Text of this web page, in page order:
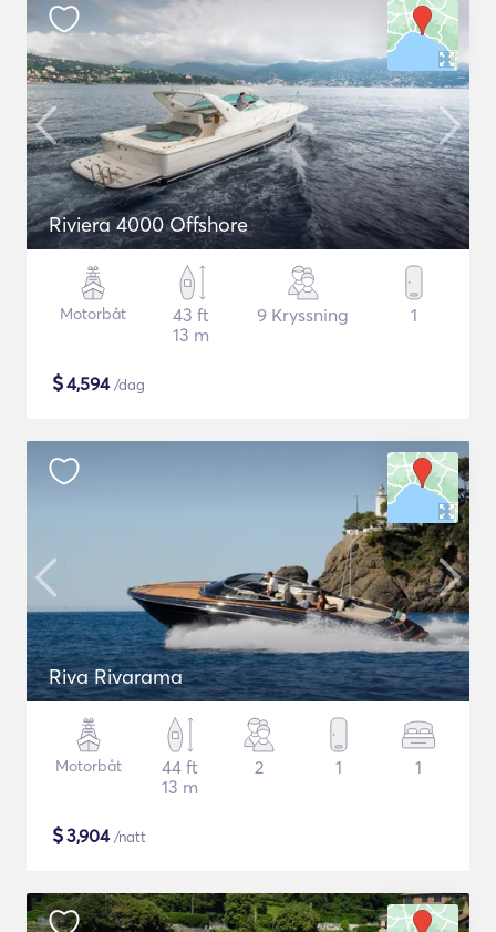
Riviera 4000 Offshore
Motorbåt
43 ft
13 m
9 Kryssning 1
$4,594/dag
Riva Rivarama
Motorbåt
44 ft
13 m
2 1 1
$3,904/natt